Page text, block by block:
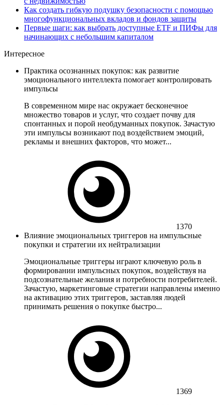
Как создать гибкую подушку безопасности с помощью
многофункциональных вкладов и фондов защиты
Первые шаги: как выбрать доступные ETF и ПИФы для
начинающих с небольшим капиталом
Интересное
Практика осознанных покупок: как развитие
эмоционального интеллекта помогает контролировать
импульсы
В современном мире нас окружает бесконечное
множество товаров и услуг, что создает почву для
спонтанных и порой необдуманных покупок. Зачастую
эти импульсы возникают под воздействием эмоций,
рекламы и внешних факторов, что может...
1370
Влияние эмоциональных триггеров на импульсные
покупки и стратегии их нейтрализации
Эмоциональные триггеры играют ключевую роль в
формировании импульсных покупок, воздействуя на
подсознательные желания и потребности потребителей.
Зачастую, маркетинговые стратегии направлены именно
на активацию этих триггеров, заставляя людей
принимать решения о покупке быстро...
1369